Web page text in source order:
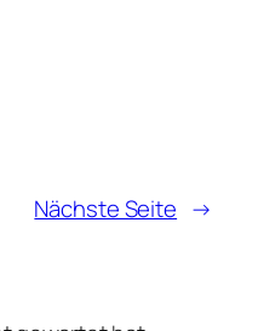
Nächste Seite →